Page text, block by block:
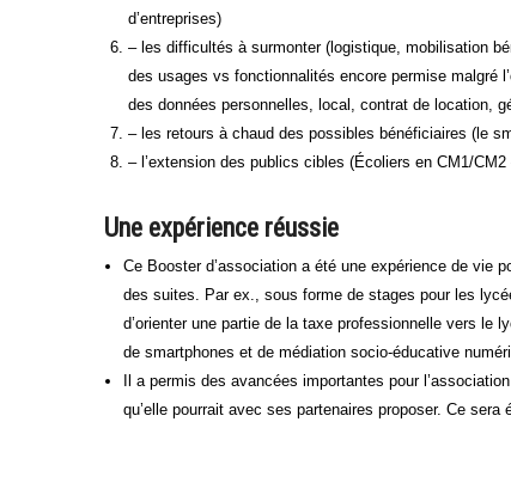
d’entreprises)
– les difficultés à surmonter (logistique, mobilisation
des usages vs fonctionnalités encore permise malgré
des données personnelles, local, contrat de location,
– les retours à chaud des possibles bénéficiaires (le
– l’extension des publics cibles (Écoliers en CM1/
Une expérience réussie
Ce Booster d’association a été une expérience de vie
des suites. Par ex., sous forme de stages pour les
d’orienter une partie de la taxe professionnelle vers le
de smartphones et de médiation socio-éducative
Il a permis des avancées importantes pour
qu’elle pourrait avec ses partenaires proposer. Ce